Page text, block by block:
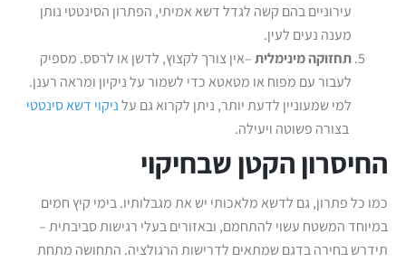
עירוניים בהם קשה לגדל דשא אמיתי, הפתרון הסינטטי נותן
מענה נעים לעין.
תחזוקה מינימלית–אין צורך לקצוץ, לדשן או לרסס. מספיק
לעבור עם מפוח או מטאטא כדי לשמור על ניקיון ומראה רענן.
למי שמעוניין לדעת יותר, ניתן לקרוא גם עלניקוי דשא סינטטי
בצורה פשוטה ויעילה.
החיסרון הקטן שבחיקוי
כמו כל פתרון, גם לדשא מלאכותי יש את מגבלותיו. בימי קיץ חמים
במיוחד המשטח עשוי להתחמם, ובאזורים בעלי רגישות סביבתית –
תידרש בחירה בדגם שמתאים לדרישות הרגולציה. התחושה מתחת